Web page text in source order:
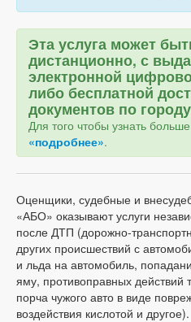
Эта услуга может
дистанционно, с
электронной
либо бесплатной
документов по
Для того чтобы узнать
«подробнее».
Оценщики, судебные и
«АБО» оказывают услуги
после ДТП (дорожно-
других происшествий с
и льда на автомобиль,
яму, противоправных действий
порча чужого авто в виде
воздействия кислотой и другое).